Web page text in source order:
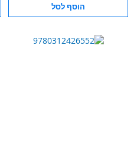
הוסף לסל